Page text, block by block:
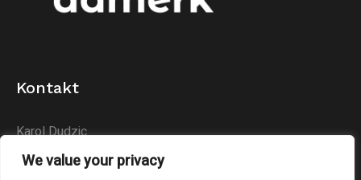
We value your privacy
Kontakt
Karol Dudzic
Huta Podłysica 24B
26-004 Bieliny